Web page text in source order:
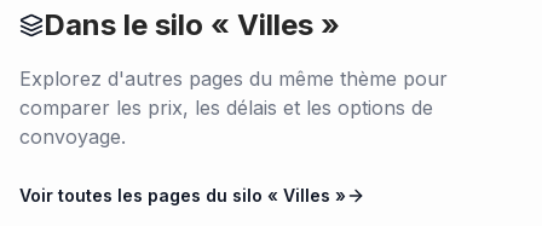
Dans le silo « Villes »
Explorez d'autres pages du même thème pour
comparer les prix, les délais et les options de
convoyage.
Voir toutes les pages du silo « Villes »